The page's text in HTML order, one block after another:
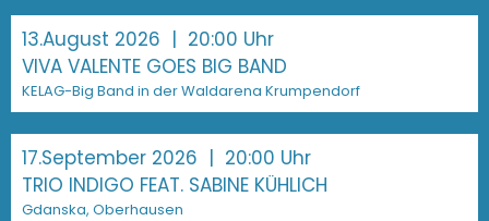
13.August 2026 | 20:00 Uhr
VIVA VALENTE GOES BIG BAND
KELAG-Big Band in der Waldarena Krumpendorf
17.September 2026 | 20:00 Uhr
TRIO INDIGO FEAT. SABINE KÜHLICH
Gdanska, Oberhausen